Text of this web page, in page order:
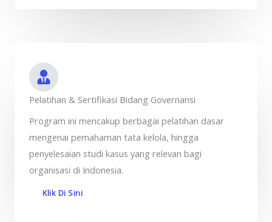
Pelatihan & Sertifikasi Bidang Governansi
Program ini mencakup berbagai pelatihan dasar
mengenai pemahaman tata kelola, hingga
penyelesaian studi kasus yang relevan bagi
organisasi di Indonesia.
Klik Di Sini